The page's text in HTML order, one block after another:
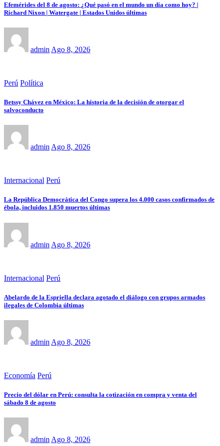
Efemérides del 8 de agosto: ¿Qué pasó en el mundo un día como hoy? |
Richard Nixon | Watergate | Estados Unidos últimas
admin Ago 8, 2026
Perú Política
Betssy Chávez en México: La historia de la decisión de otorgar el
salvoconducto
admin Ago 8, 2026
Internacional Perú
La República Democrática del Congo supera los 4.000 casos confirmados de
ébola, incluidos 1.850 muertos últimas
admin Ago 8, 2026
Internacional Perú
Abelardo de la Espriella declara agotado el diálogo con grupos armados
ilegales de Colombia últimas
admin Ago 8, 2026
Economía Perú
Precio del dólar en Perú: consulta la cotización en compra y venta del
sábado 8 de agosto
admin Ago 8, 2026